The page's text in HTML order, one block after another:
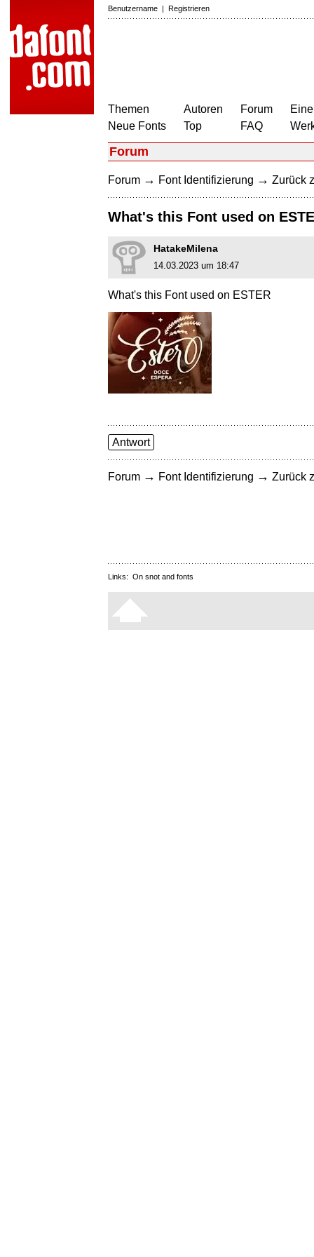
Benutzername | Registrieren
Themen
Neue Fonts
Autoren
Top
Forum
FAQ
Forum
Forum → Font Identifizierung → Zurück
What's this Font used on
HatakeMilena
14.03.2023 um 18:47
What's this Font used on ESTER
Antwort
Forum → Font Identifizierung → Zurück
Links: On snot and fonts